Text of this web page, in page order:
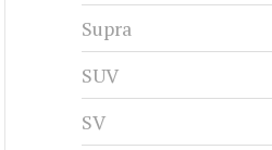
Supra
SUV
SV